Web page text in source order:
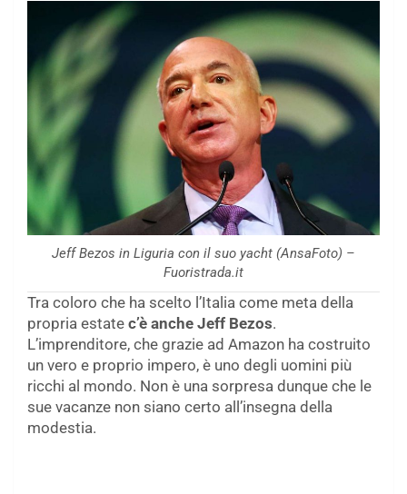
Jeff Bezos in Liguria con il suo yacht (AnsaFoto) –
Fuoristrada.it
Tra coloro che ha scelto l’Italia come meta della
propria estate c’è anche Jeff Bezos.
L’imprenditore, che grazie ad Amazon ha costruito
un vero e proprio impero, è uno degli uomini più
ricchi al mondo. Non è una sorpresa dunque che le
sue vacanze non siano certo all’insegna della
modestia.